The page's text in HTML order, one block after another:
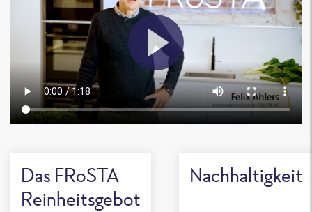
Das FRoSTA
Reinheitsgebot
Nachhaltigkeit